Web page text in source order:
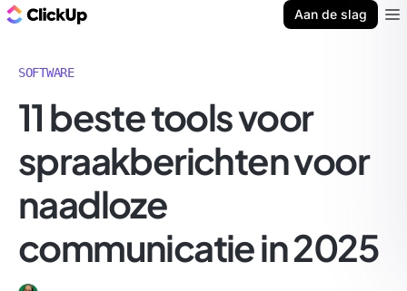
Aan de slag
SOFTWARE
11 beste tools voor
spraakberichten voor
naadloze
communicatie in 2025